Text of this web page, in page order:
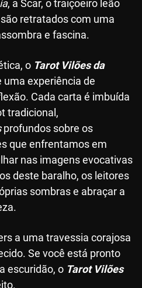
, a Scar, o traiçoeiro leão
retratados com uma
e fascina.
o Tarot Vilões da
experiência de
Cada carta é imbuída
tradicional,
profundos sobre os
que enfrentamos em
nas imagens evocativas
deste baralho, os leitores
sombras e abraçar a
a uma travessia corajosa
Se você está pronto
escuridão, o Tarot Vilões